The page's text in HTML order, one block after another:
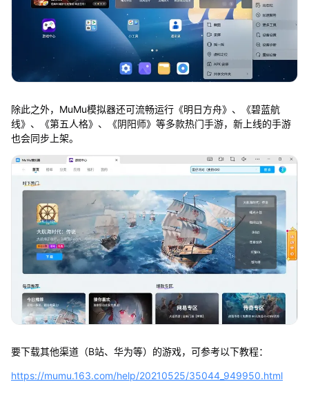
除此之外，MuMu模拟器还可流畅运行《明日方舟》、《碧蓝航
线》、《第五人格》、《阴阳师》等多款热门手游，新上线的手游
也会同步上架。
要下载其他渠道（B站、华为等）的游戏，可参考以下教程：
https://mumu.163.com/help/20210525/35044_949950.html